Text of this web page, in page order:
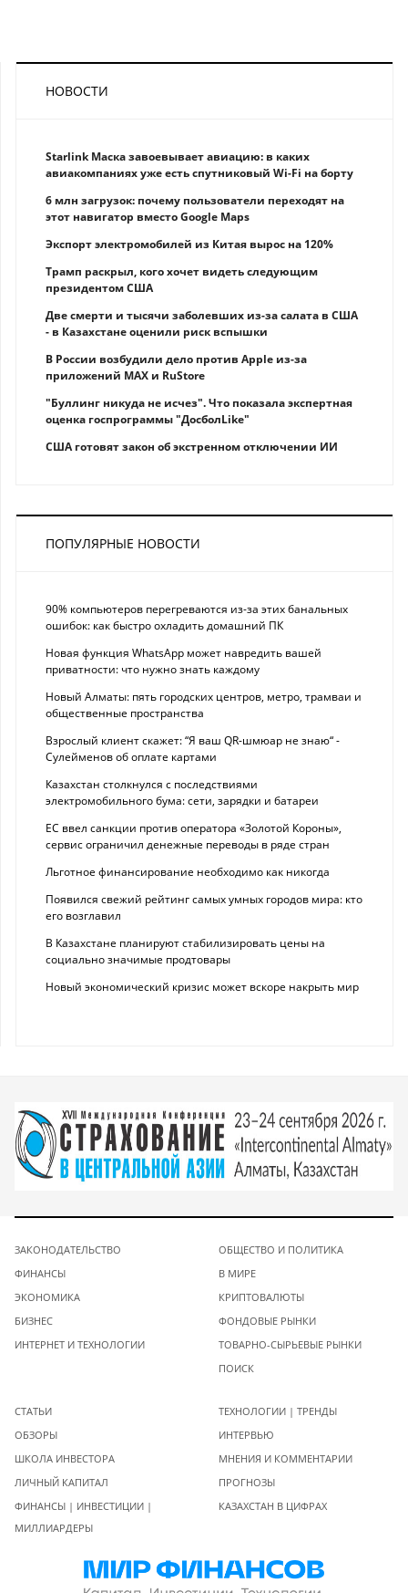
НОВОСТИ
Starlink Маска завоевывает авиацию: в каких
авиакомпаниях уже есть спутниковый Wi-Fi на борту
6 млн загрузок: почему пользователи переходят на
этот навигатор вместо Google Maps
Экспорт электромобилей из Китая вырос на 120%
Трамп раскрыл, кого хочет видеть следующим
президентом США
Две смерти и тысячи заболевших из-за салата в США
- в Казахстане оценили риск вспышки
В России возбудили дело против Apple из-за
приложений MAX и RuStore
"Буллинг никуда не исчез". Что показала экспертная
оценка госпрограммы "ДосболLike"
США готовят закон об экстренном отключении ИИ
ПОПУЛЯРНЫЕ НОВОСТИ
90% компьютеров перегреваются из-за этих банальных
ошибок: как быстро охладить домашний ПК
Новая функция WhatsApp может навредить вашей
приватности: что нужно знать каждому
Новый Алматы: пять городских центров, метро, трамваи и
общественные пространства
Взрослый клиент скажет: “Я ваш QR-шмюар не знаю“ -
Сулейменов об оплате картами
Казахстан столкнулся с последствиями
электромобильного бума: сети, зарядки и батареи
ЕС ввел санкции против оператора «Золотой Короны»,
сервис ограничил денежные переводы в ряде стран
Льготное финансирование необходимо как никогда
Появился свежий рейтинг самых умных городов мира: кто
его возглавил
В Казахстане планируют стабилизировать цены на
социально значимые продтовары
Новый экономический кризис может вскоре накрыть мир
ЗАКОНОДАТЕЛЬСТВО
ФИНАНСЫ
ЭКОНОМИКА
БИЗНЕС
ИНТЕРНЕТ И ТЕХНОЛОГИИ
ОБЩЕСТВО И ПОЛИТИКА
В МИРЕ
КРИПТОВАЛЮТЫ
ФОНДОВЫЕ РЫНКИ
ТОВАРНО-СЫРЬЕВЫЕ РЫНКИ
ПОИСК
СТАТЬИ
ОБЗОРЫ
ШКОЛА ИНВЕСТОРА
ЛИЧНЫЙ КАПИТАЛ
ФИНАНСЫ | ИНВЕСТИЦИИ |
МИЛЛИАРДЕРЫ
ТЕХНОЛОГИИ | ТРЕНДЫ
ИНТЕРВЬЮ
МНЕНИЯ И КОММЕНТАРИИ
ПРОГНОЗЫ
КАЗАХСТАН В ЦИФРАХ